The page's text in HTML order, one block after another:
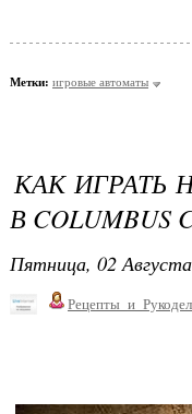
Метки: игровые автоматы
КАК ИГРАТЬ
В COLUMBUS
Пятница, 02